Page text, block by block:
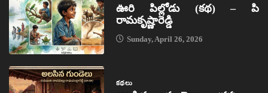
ఊరి పిల్లోడు (కథ) – పి
రామకృష్ణారెడ్డి
Sunday, April 26, 2026
కథలు